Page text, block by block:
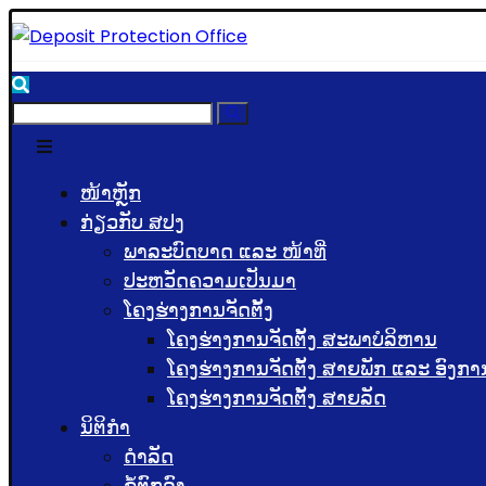
ໜ້າຫຼັກ
ກ່ຽວກັບ ສປງ
ພາລະບົດບາດ ແລະ ໜ້າທີ່
ປະຫວັດຄວາມເປັນມາ
ໂຄງຮ່າງການຈັດຕັ້ງ
ໂຄງຮ່າງການຈັດຕັ້ງ ສະພາບໍລິຫານ
ໂຄງຮ່າງການຈັດຕັ້ງ ສາຍພັກ ແລະ ອົງກ
ໂຄງຮ່າງການຈັດຕັ້ງ ສາຍລັດ
ນິຕິກຳ
ດຳລັດ